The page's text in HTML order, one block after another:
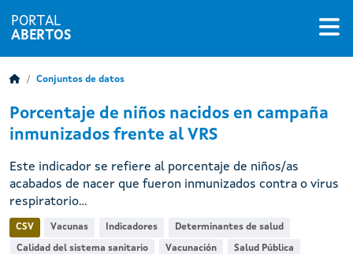
PORTAL
ABERTOS
Conjuntos de datos
Porcentaje de niños nacidos en campaña
inmunizados frente al VRS
Este indicador se refiere al porcentaje de niños/as
acabados de nacer que fueron inmunizados contra o virus
respiratorio...
CSV Vacunas Indicadores Determinantes de salud
Calidad del sistema sanitario Vacunación Salud Pública